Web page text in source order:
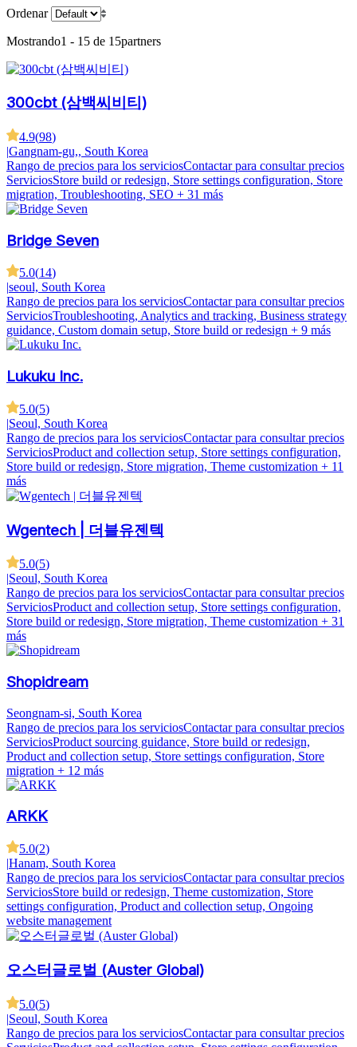
Ordenar
Mostrando1 - 15 de 15partners
300cbt (삼백씨비티)
4.9(98)
|Gangnam-gu,, South Korea
Rango de precios para los serviciosContactar para consultar precios
ServiciosStore build or redesign, Store settings configuration, Store
migration, Troubleshooting, SEO + 31 más
Bridge Seven
5.0(14)
seoul, South Korea
Rango de precios para los serviciosContactar para consultar precios
ServiciosTroubleshooting, Analytics and tracking, Business strategy
guidance, Custom domain setup, Store build or redesign + 9 más
Lukuku Inc.
5.0(5)
|Seoul, South Korea
Rango de precios para los serviciosContactar para consultar precios
ServiciosProduct and collection setup, Store settings configuration,
Store build or redesign, Store migration, Theme customization + 11
más
Wgentech | 더블유젠텍
5.0(5)
|Seoul, South Korea
Rango de precios para los serviciosContactar para consultar precios
ServiciosProduct and collection setup, Store settings configuration,
Store build or redesign, Store migration, Theme customization + 31
más
Shopidream
Seongnam-si, South Korea
Rango de precios para los serviciosContactar para consultar precios
ServiciosProduct sourcing guidance, Store build or redesign,
Product and collection setup, Store settings configuration, Store
migration + 12 más
ARKK
5.0(2)
|Hanam, South Korea
Rango de precios para los serviciosContactar para consultar precios
ServiciosStore build or redesign, Theme customization, Store
settings configuration, Product and collection setup, Ongoing
website management
오스터글로벌 (Auster Global)
5.0(5)
|Seoul, South Korea
Rango de precios para los serviciosContactar para consultar precios